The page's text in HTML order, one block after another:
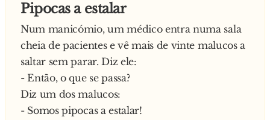
Pipocas a estalar
Num manicómio, um médico entra numa sala
cheia de pacientes e vê mais de vinte malucos a
saltar sem parar. Diz ele:
- Então, o que se passa?
Diz um dos malucos:
- Somos pipocas a estalar!